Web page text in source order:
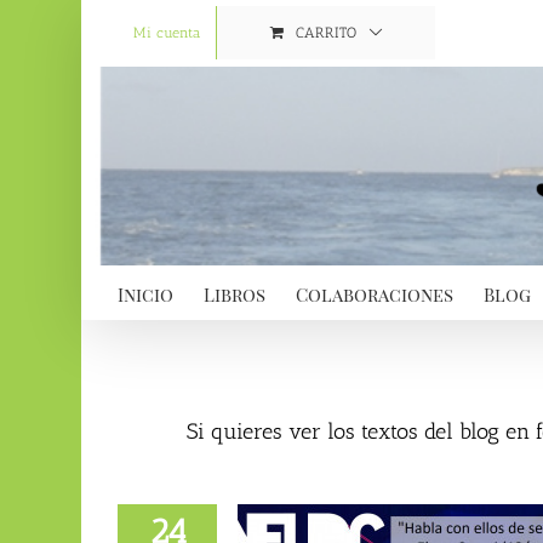
Mi cuenta CARRITO
Inicio Libros Colaboraciones Blog
Si quieres ver los textos del blog en
24